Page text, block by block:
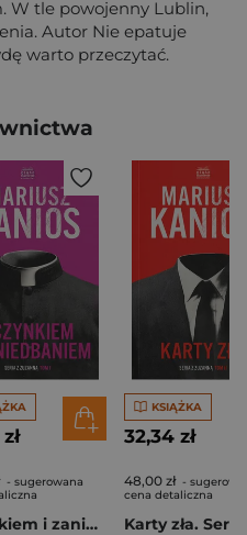
W tle powojenny Lublin,
Autor Nie epatuje
warto przeczytać.
- sugerowana
Uczynkiem i zaniedbaniem. Seriaz z Zuzanną. Tom 1
KSIĄŻKA
32,34 zł
48,00 zł -
cena detaliczna